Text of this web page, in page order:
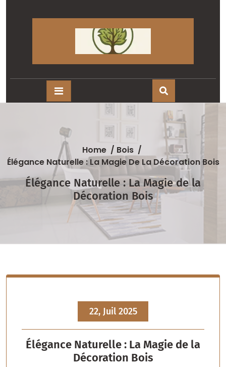
Home / Bois /
Élégance Naturelle : La Magie De La Décoration Bois
Élégance Naturelle : La Magie de la
Décoration Bois
22, Juil 2025
Élégance Naturelle : La Magie de la
Décoration Bois